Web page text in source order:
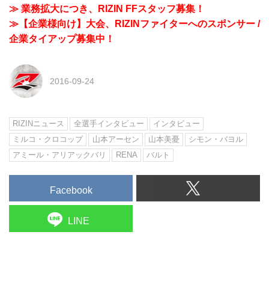
≫ 業務拡大につき、RIZIN FFスタッフ募集！
≫【企業様向け】大会、RIZINファイターへのスポンサー /
企業タイアップ募集中！
2016-09-24
RIZINニュース 全選手インタビュー
インタビュー
ミルコ・クロコップ
山本アーセン 山本美憂
シモン・バヨル
アミール・アリアックバリ
RENA バルト
Facebook
LINE